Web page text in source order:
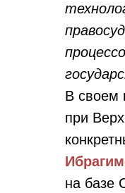
В своем
при
на базе